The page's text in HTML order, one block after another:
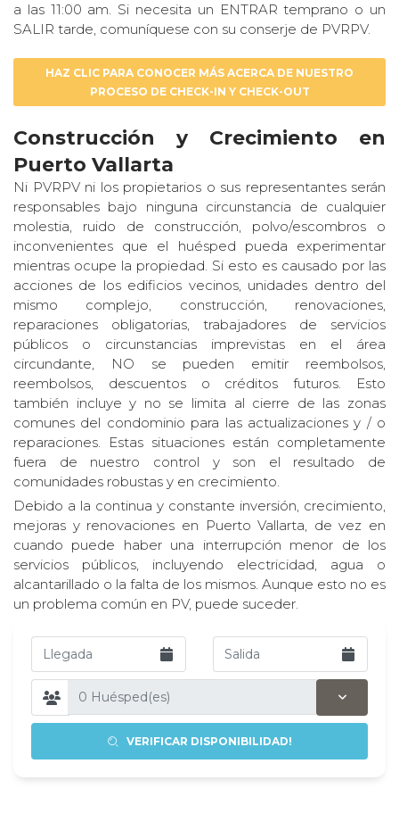
a las 11:00 am. Si necesita un ENTRAR temprano o un
SALIR tarde, comuníquese con su conserje de PVRPV.
HAZ CLIC PARA CONOCER MÁS ACERCA DE NUESTRO
PROCESO DE CHECK-IN Y CHECK-OUT
Construcción y Crecimiento en
Puerto Vallarta
Ni PVRPV ni los propietarios o sus representantes serán
responsables bajo ninguna circunstancia de cualquier
molestia, ruido de construcción, polvo/escombros o
inconvenientes que el huésped pueda experimentar
mientras ocupe la propiedad. Si esto es causado por las
acciones de los edificios vecinos, unidades dentro del
mismo complejo, construcción, renovaciones,
reparaciones obligatorias, trabajadores de servicios
públicos o circunstancias imprevistas en el área
circundante, NO se pueden emitir reembolsos,
reembolsos, descuentos o créditos futuros. Esto
también incluye y no se limita al cierre de las zonas
comunes del condominio para las actualizaciones y / o
reparaciones. Estas situaciones están completamente
fuera de nuestro control y son el resultado de
comunidades robustas y en crecimiento.
Debido a la continua y constante inversión, crecimiento,
mejoras y renovaciones en Puerto Vallarta, de vez en
cuando puede haber una interrupción menor de los
servicios públicos, incluyendo electricidad, agua o
alcantarillado o la falta de los mismos. Aunque esto no es
un problema común en PV, puede suceder.
VERIFICAR DISPONIBILIDAD!